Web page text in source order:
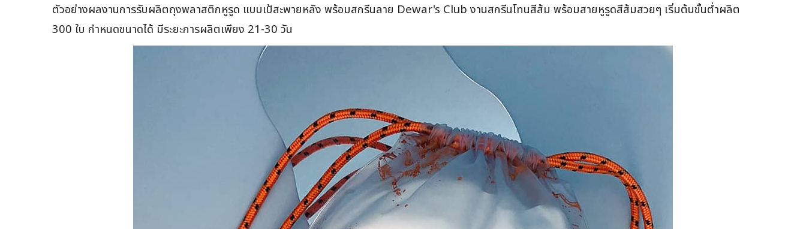
ตัวอย่างผลงานการรับผลิตถุงพลาสติกหูรูด แบบเป้สะพายหลัง พร้อมสกรีนลาย Dewar's Club งานสกรีนโทนสีส้ม พร้อมสายหูรูดสีส้มสวยๆ เริ่มต้นขั้นต่ำผลิต
300 ใบ กำหนดขนาดได้ มีระยะการผลิตเพียง 21-30 วัน